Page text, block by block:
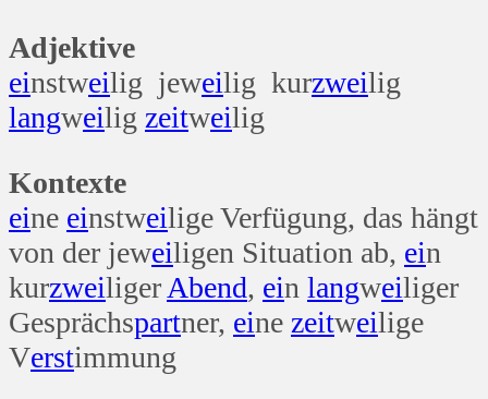
Adjektive
einstweilig jeweilig kurzweilig
langweilig zeitweilig
Kontexte
eine einstweilige Verfügung, das hängt
von der jeweiligen Situation ab, ein
kurzweiliger Abend, ein langweiliger
Gesprächspartner, eine zeitweilige
Verstimmung